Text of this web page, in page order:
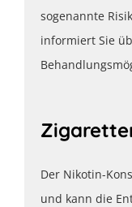
sogenannte
informiert Sie
Der Nikotin-
und kann die